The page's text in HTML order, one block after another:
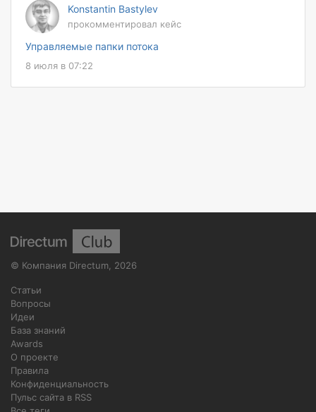
Konstantin Bastylev
прокомментировал кейс
Управляемые папки потока
8 июля в 07:22
© Компания Directum, 2026
Статьи
Вопросы
Идеи
База знаний
Awards
О проекте
Правила
Конфиденциальность
Пульс сайта в RSS